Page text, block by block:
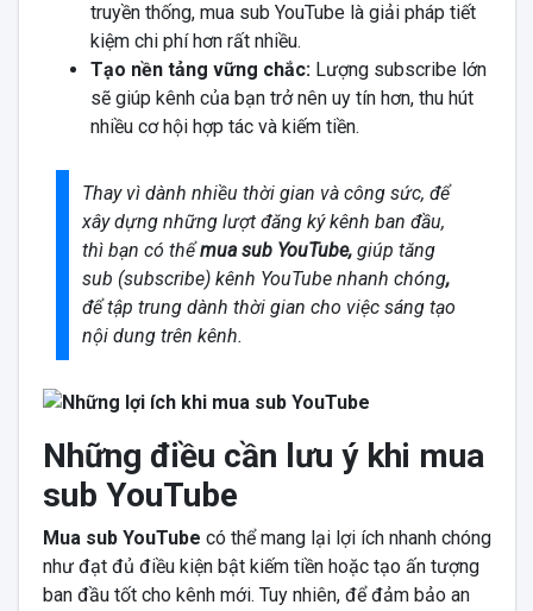
truyền thống, mua sub YouTube là giải pháp tiết
kiệm chi phí hơn rất nhiều.
Tạo nền tảng vững chắc:Lượng subscribe lớn
sẽ giúp kênh của bạn trở nên uy tín hơn, thu hút
nhiều cơ hội hợp tác và kiếm tiền.
Thay vì dành nhiều thời gian và công sức, để
xây dựng những lượt đăng ký kênh ban đầu,
thì bạn có thểmua sub YouTube,giúp tăng
sub (subscribe) kênh YouTube nhanh chóng,
để tập trung dành thời gian cho việc sáng tạo
nội dung trên kênh.
Những điều cần lưu ý khi mua
sub YouTube
Mua sub YouTube có thể mang lại lợi ích nhanh chóng
như đạt đủ điều kiện bật kiếm tiền hoặc tạo ấn tượng
ban đầu tốt cho kênh mới. Tuy nhiên, để đảm bảo an